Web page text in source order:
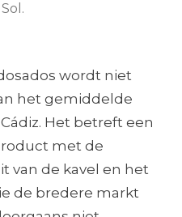
wordt niet
het gemiddelde
Het betreft een
met de
van de kavel en het
de bredere markt